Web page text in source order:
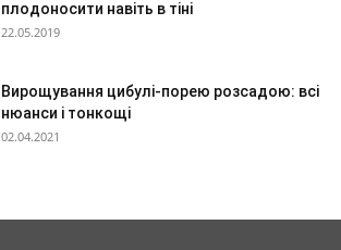
плодоносити навіть в тіні
22.05.2019
Вирощування цибулі-порею розсадою: всі
нюанси і тонкощі
02.04.2021